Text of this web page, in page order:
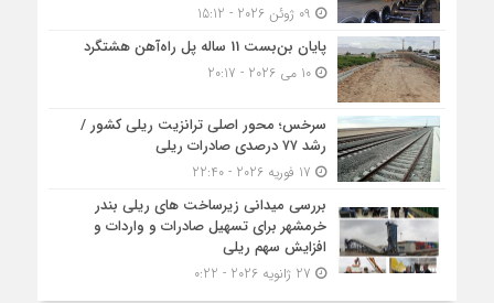
پایان بن‌بست 11 ساله پل راه‌آهن هشتگرد
10 می 2026 - 20:17
سرخس؛ محور اصلی ترانزیت ریلی کشور /
رشد ۷۷ درصدی صادرات ریلی
بررسی میدانی زیرساخت های ریلی بندر
خرمشهر برای تسهیل صادرات و واردات و
افزایش سهم ریلی